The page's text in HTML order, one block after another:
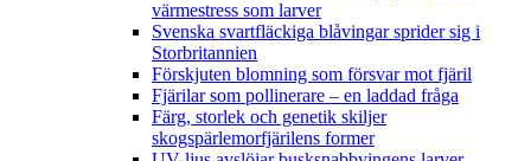
värmestress som larver
Svenska svartfläckiga blåvingar sprider sig i
Storbritannien
Förskjuten blomning som försvar mot fjäril
Fjärilar som pollinerare – en laddad fråga
Färg, storlek och genetik skiljer
skogspärlemorfjärilens former